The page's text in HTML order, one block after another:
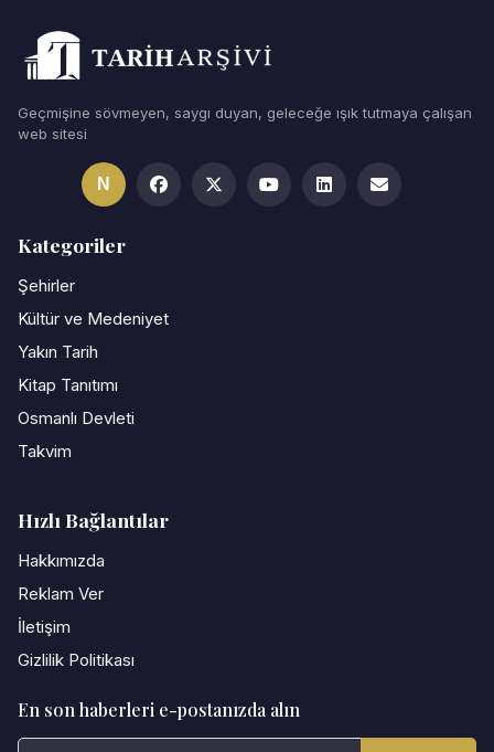
Geçmişine sövmeyen, saygı duyan, geleceğe ışık tutmaya çalışan
web sitesi
N
Kategoriler
Şehirler
Kültür ve Medeniyet
Yakın Tarih
Kitap Tanıtımı
Osmanlı Devleti
Takvim
Hızlı Bağlantılar
Hakkımızda
Reklam Ver
İletişim
Gizlilik Politikası
En son haberleri e-postanızda alın